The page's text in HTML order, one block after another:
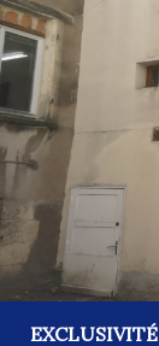
EXCLUSIVITÉ